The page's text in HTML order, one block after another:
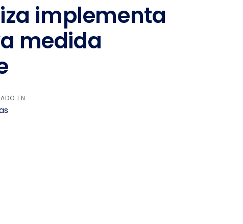
implementa
medida
EN: